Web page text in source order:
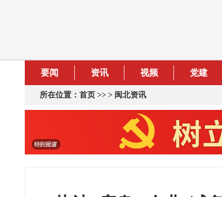
要闻 资讯 视频 党建
所在位置： 首页 >> > 闽北资讯